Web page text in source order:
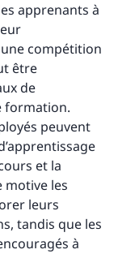
apprenants à
compétition
être
de
formation.
peuvent
et la
motive les
leurs
tandis que les
à